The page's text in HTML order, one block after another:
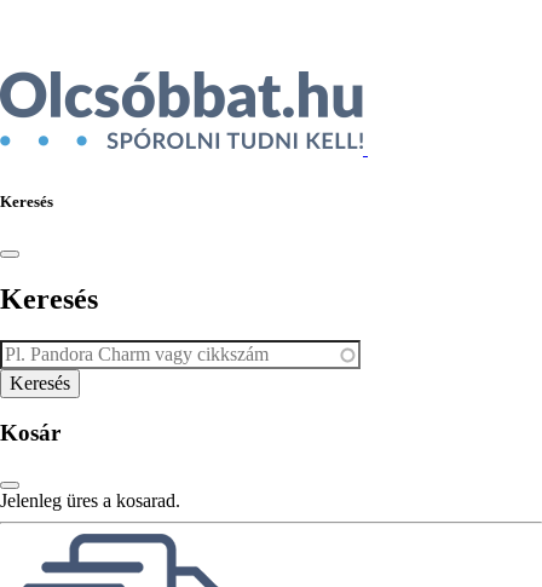
Keresés
Keresés
Kosár
Jelenleg üres a kosarad.